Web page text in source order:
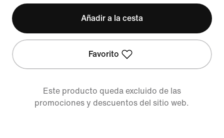
Añadir a la cesta
Favorito
Este producto queda excluido de las
promociones y descuentos del sitio web.